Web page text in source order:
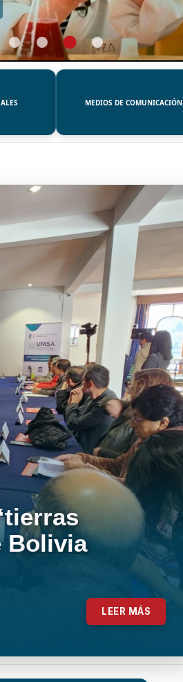
MEDIOS DE COMUNICACIÓN
Bolivia
LEER MÁS